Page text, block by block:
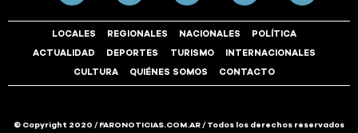
LOCALES REGIONALES NACIONALES POLÍTICA
ACTUALIDAD DEPORTES TURISMO INTERNACIONALES
CULTURA QUIÉNES SOMOS CONTACTO
© Copyright 2020 / FARONOTICIAS.COM.AR / Todos los derechos reservados